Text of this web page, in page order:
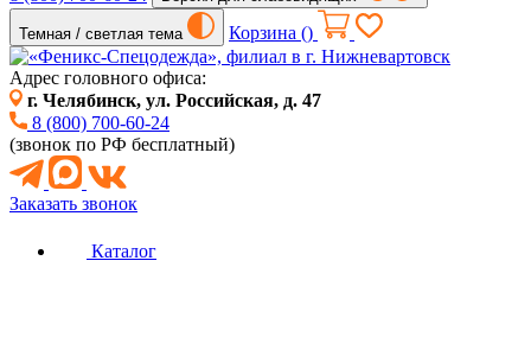
Темная / светлая тема Корзина ()
Адрес головного офиса:
г. Челябинск, ул. Российская, д. 47
8 (800) 700-60-24
(звонок по РФ бесплатный)
Заказать звонок
Каталог